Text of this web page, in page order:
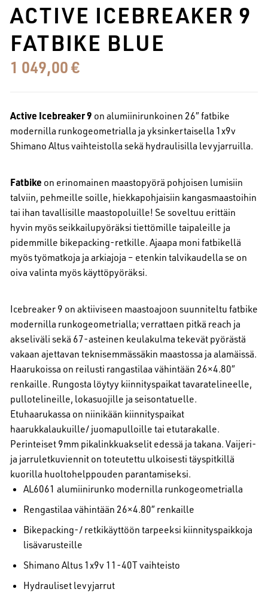
ACTIVE ICEBREAKER 9
FATBIKE BLUE
1 049,00€
Active Icebreaker 9 on alumiinirunkoinen 26″ fatbike
modernilla runkogeometrialla ja yksinkertaisella 1x9v
Shimano Altus vaihteistolla sekä hydraulisilla levyjarruilla.
Fatbike on erinomainen maastopyörä pohjoisen lumisiin
talviin, pehmeille soille, hiekkapohjaisiin kangasmaastoihin
tai ihan tavallisille maastopoluille! Se soveltuu erittäin
hyvin myös seikkailupyöräksi tiettömille taipaleille ja
pidemmille bikepacking-retkille. Ajaapa moni fatbikellä
myös työmatkoja ja arkiajoja – etenkin talvikaudella se on
oiva valinta myös käyttöpyöräksi.
Icebreaker 9 on aktiiviseen maastoajoon suunniteltu fatbike
modernilla runkogeometrialla; verrattaen pitkä reach ja
akseliväli sekä 67-asteinen keulakulma tekevät pyörästä
vakaan ajettavan teknisemmässäkin maastossa ja alamäissä.
Haarukoissa on reilusti rangastilaa vähintään 26×4.80″
renkaille. Rungosta löytyy kiinnityspaikat tavaratelineelle,
pullotelineille, lokasuojille ja seisontatuelle.
Etuhaarukassa on niinikään kiinnityspaikat
haarukkalaukuille/ juomapulloille tai etutarakalle.
Perinteiset 9mm pikalinkkuakselit edessä ja takana. Vaijeri-
ja jarruletkuviennit on toteutettu ulkoisesti täyspitkillä
kuorilla huoltohelppouden parantamiseksi.
AL6061 alumiinirunko modernilla runkogeometrialla
Rengastilaa vähintään 26×4.80″ renkaille
Bikepacking-/ retkikäyttöön tarpeeksi kiinnityspaikkoja
lisävarusteille
Shimano Altus 1x9v 11-40T vaihteisto
Hydrauliset levyjarrut